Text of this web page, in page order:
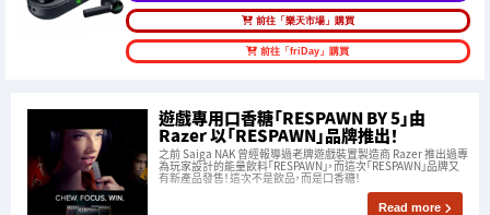
前往「樂天市場」購買
前往「friDay」購買
遊戲專用口香糖「RESPAWN BY 5」由
Razer 以「RESPAWN」品牌推出！
之前 Saiga NAK 曾經報導過老牌遊戲裝置製造商 Razer 推出過專
為玩家設計的能量飲料「RESPAWN」，而這次「RESPAWN」品牌又
有新產品發售！這次不是飲品，而是口香糖！
Read more